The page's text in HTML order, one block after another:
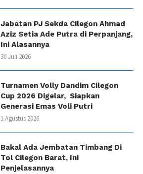
Jabatan PJ Sekda Cilegon Ahmad
Aziz Setia Ade Putra di Perpanjang,
Ini Alasannya
30 Juli 2026
Turnamen Volly Dandim Cilegon
Cup 2026 Digelar, Siapkan
Generasi Emas Voli Putri
1 Agustus 2026
Bakal Ada Jembatan Timbang Di
Tol Cilegon Barat, Ini
Penjelasannya